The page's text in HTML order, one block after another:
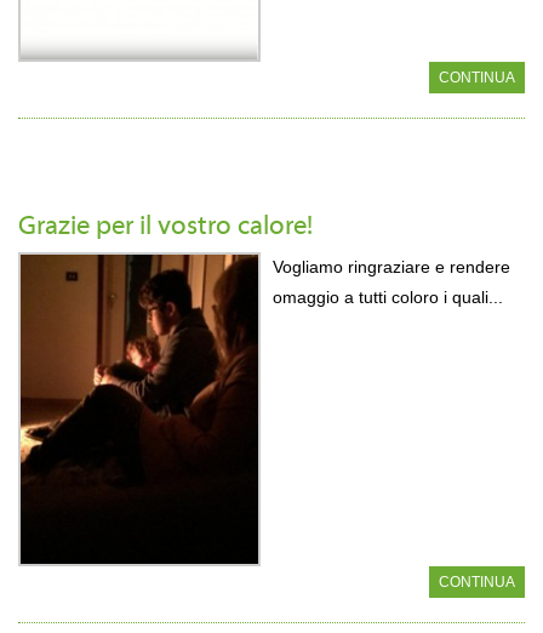
CONTINUA
Grazie per il vostro calore!
Vogliamo ringraziare e rendere
omaggio a tutti coloro i quali...
CONTINUA